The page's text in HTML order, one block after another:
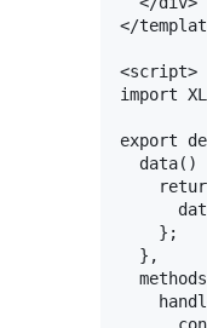
</
<script>
import
export
data( )
    };
  },
methods